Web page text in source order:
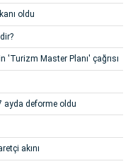
oldu
'Turizm Master Planı' çağrısı
ayda deforme oldu
akını